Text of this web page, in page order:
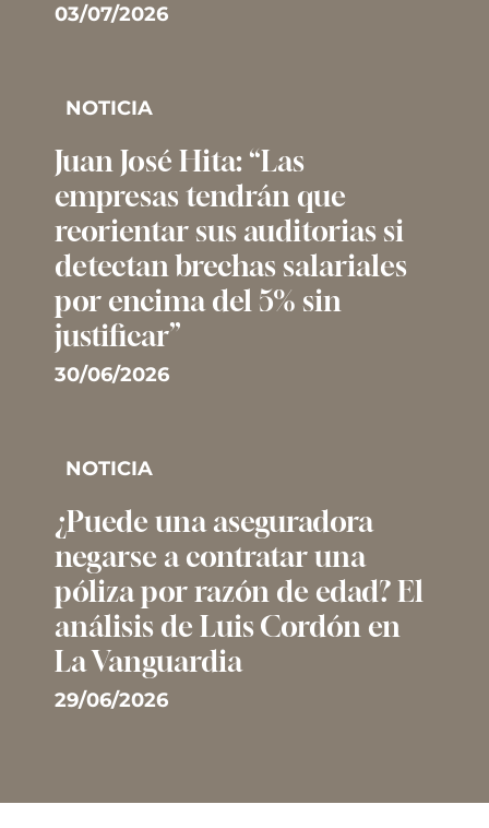
03/07/2026
NOTICIA
Juan José Hita: “Las
empresas tendrán que
reorientar sus auditorias si
detectan brechas salariales
por encima del 5% sin
justificar”
30/06/2026
NOTICIA
¿Puede una aseguradora
negarse a contratar una
póliza por razón de edad? El
análisis de Luis Cordón en
La Vanguardia
29/06/2026